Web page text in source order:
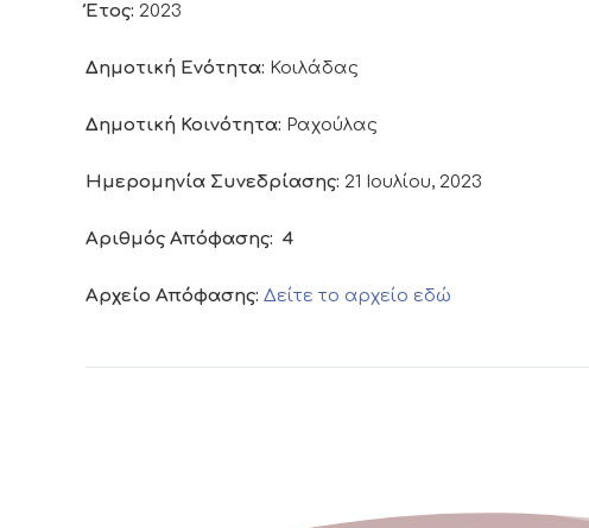
Έτος: 2023
Δημοτική Ενότητα: Κοιλάδας
Δημοτική Κοινότητα: Ραχούλας
Ημερομηνία Συνεδρίασης: 21 Ιουλίου, 2023
Αριθμός Απόφασης: 4
Αρχείο Απόφασης: Δείτε το αρχείο εδώ